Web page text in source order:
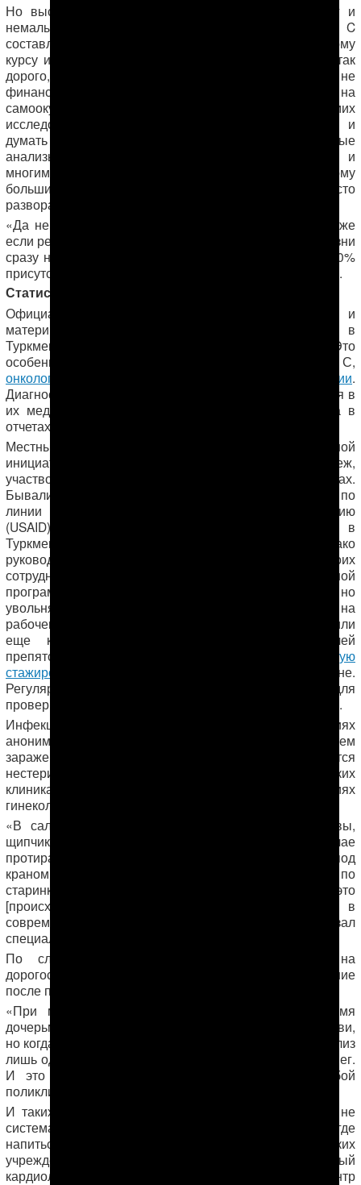
Но высокотехнологичное исследование стоит денег и
немалых! Так, стоимость анализа на вирус гепатита C
составляет 1300 манатов ($341 по государственному
курсу или $110 по курсу рынка). На вопрос, почему так
дорого, врачи центра говорят, что учреждение не
финансируется госбюджетом, а находится полностью на
самоокупаемости плюс дороговизна самих
исследований. Пациенты, приезжающие в Центр, и
думать не думают, что стоимость услуг за некоторые
анализы равна двум среднемесячным зарплатам и
многим совершенно не по карману, а потому
большинство, узнав о расценках, просто
разворачиваются и покидают Центр ни с чем.
«Да не волнуйтесь вы так! – говорит мне врач. – Даже
если результат окажется положительным, от этой болезни
сразу не умирают. У нас из всех, кто обследуется, у 70%
присутствует вирус», — передает слова доктора Марал.
Статистика – игра в прятки
Официальная статистика заболеваемости, детской и
материнской смертности если и ведется в
Туркменистане, то содержится за семью печатями. Это
особенно касается
, гепатита С,
онкологических заболеваний
ВИЧ-инфекции.
Диагностированных пациентов врачи скрывают, занося в
их медицинскую карту любое другое заболевание, а в
отчетах в Минздрав идет «хорошая» статистика.
Местные врачи лишены возможности по личной
инициативе выезжать на стажировки за рубеж,
участвовать в тематических конференциях и семинарах.
Бывали случаи, когда обмен опытом проводился по
линии Агентства США по международному развитию
(USAID), официально работающего в том числе и в
Туркменистане и сотрудничащего с Минздравом. Однако
руководители медицинских учреждений ставили своих
сотрудников, желающих участвовать в обменной
программе, перед жестким выбором: либо едешь, но
увольняешься с работы, либо не едешь и остаешься на
рабочем месте. Страх утечки информации за рубеж или
еще какие-либо эксцессы заставляют главврачей
препятствовать своим врачам ехать
на зарубежную
стажировку
, пусть даже в ущерб национальной медицине.
Регулярно врачей заставляют отдавать паспорта для
проверки на предмет их возможных поездок за границу.
Инфекционист одной из областных больниц на условиях
анонимности рассказал АНТ, что основным путем
заражения гепатитом C в Туркменистане является
нестерильный инструментарий в стоматологических
клиниках, в женских консультациях и отделениях
гинекологии и урологии госпиталей.
«В салонах красоты такие инструменты, как бритвы,
щипчики, ножницы и прочие, в лучшем случае
протираются водкой, а в худшем прополаскиваются под
краном; в стоматологии и гинекологии же инструменты по
старинке держатся под бактерицидной лампой. И это
[происходит] повсеместно в Туркменистане, даже в
современных медицинских центрах столицы», — сказал
специалист.
По словам Марал, у населения нет денег на
дорогостоящие анализы и не менее дорогое лечение
после постановки диагноза.
«При мне из
приехала женщина с тремя
дочерьми сделать каждой биохимический анализ крови,
но когда узнала стоимость – 120 манатов, сделала анализ
лишь одному ребенку, на остальных у нее не было денег.
И это биохимия, которую раньше делали в любой
поликлинике, даже на селе!» — говорит Марал.
И таких пациентов в новом Центре много. Очередь не
систематизирована, в жаркие летние месяцы негде
напиться воды. Во всем комплексе медицинских
учреждений в Берзенги (там находятся Международный
кардиологический центр, Международный центр